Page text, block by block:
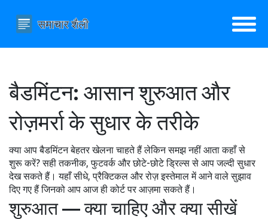
बैडमिंटन: आसान शुरुआत और
रोज़मर्रा के सुधार के तरीके
क्या आप बैडमिंटन बेहतर खेलना चाहते हैं लेकिन समझ नहीं आता कहाँ से
शुरू करें? सही तकनीक, फुटवर्क और छोटे-छोटे ड्रिल्स से आप जल्दी सुधार
देख सकते हैं। यहाँ सीधे, प्रैक्टिकल और रोज़ इस्तेमाल में आने वाले सुझाव
दिए गए हैं जिनको आप आज ही कोर्ट पर आज़मा सकते हैं।
शुरुआत — क्या चाहिए और क्या सीखें